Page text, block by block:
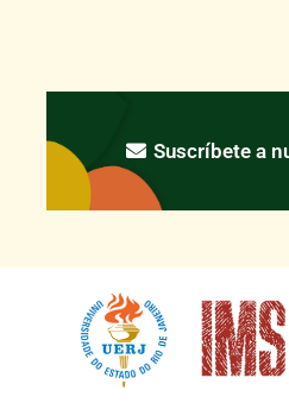
Suscríbete a